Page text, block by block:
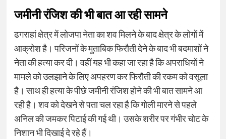
जमीनी रंजिश की भी बात आ रही सामने
ढगराहां क्षेत्र में लोजपा नेता का शव मिलने के बाद क्षेत्र के लोगों में
आक्रोश है। परिजनों के मुताबिक फिरौती देने के बाद भी बदमाशों ने
नेता की हत्या कर दी। वहीं यह भी कहा जा रहा है कि अपराधियों ने
मामले को उलझाने के लिए अपहरण कर फिरौती की रकम को वसूला
है। साथ ही हत्या के पीछे जमीनी रंजिश होने की भी बात सामने आ
रही है। शव को देखने से पता चल रहा है कि गोली मारने से पहले
अनिल की जमकर पिटाई की गई थी। उसके शरीर पर गंभीर चोट के
निशान भी दिखाई दे रहे हैं।